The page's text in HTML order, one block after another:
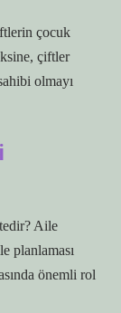
çocuk
çiftler
olmayı
Aile
planlaması
önemli rol